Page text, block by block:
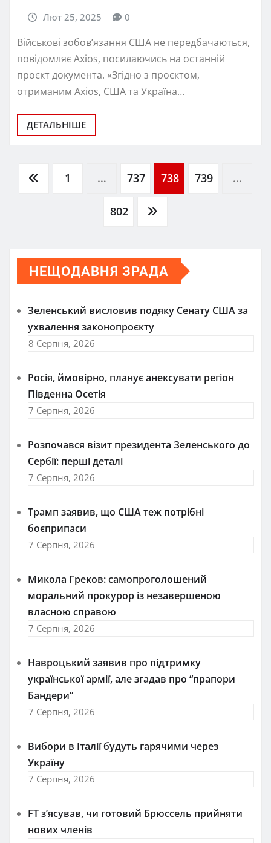
Лют 25, 2025 0
Військові зобов’язання США не передбачаються,
повідомляє Axios, посилаючись на останній
проєкт документа. «Згідно з проєктом,
отриманим Axios, США та Україна…
ДЕТАЛЬНІШЕ
Пагінація
1 … 737 738 739 …
802
НЕЩОДАВНЯ ЗРАДА
Зеленський висловив подяку Сенату США за
ухвалення законопроєкту
8 Серпня, 2026
Росія, ймовірно, планує анексувати регіон
Південна Осетія
7 Серпня, 2026
Розпочався візит президента Зеленського до
Сербії: перші деталі
7 Серпня, 2026
Трамп заявив, що США теж потрібні
боєприпаси
7 Серпня, 2026
Микола Греков: самопроголошений
моральний прокурор із незавершеною
власною справою
7 Серпня, 2026
Навроцький заявив про підтримку
української армії, але згадав про “прапори
Бандери”
7 Серпня, 2026
Вибори в Італії будуть гарячими через
Україну
7 Серпня, 2026
FT зʼясував, чи готовий Брюссель прийняти
нових членів